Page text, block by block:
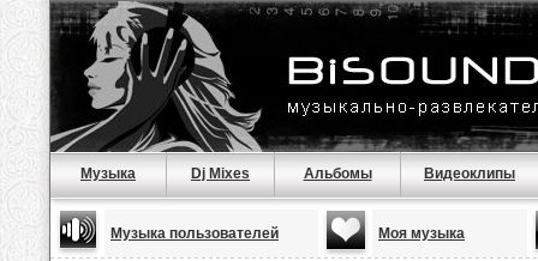
Музыка Dj Mixes Альбомы Видеоклипы
Музыка пользователей Моя музыка